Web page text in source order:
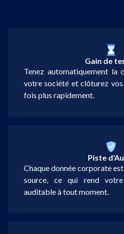
Gain de
Tenez automatiquement
votre société et clôturez
fois plus rapidement.
Piste
Chaque donnée corporate
source, ce qui rend
auditable à tout moment.